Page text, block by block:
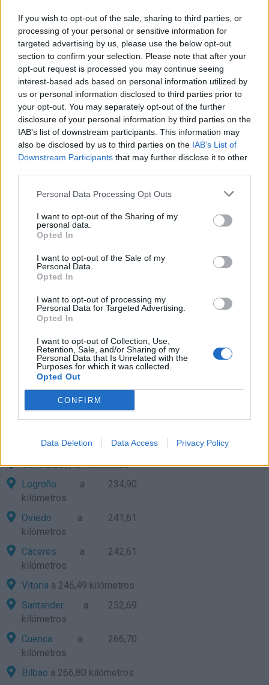
If you wish to opt-out of the sale, sharing to third parties, or
processing of your personal or sensitive information for
targeted advertising by us, please use the below opt-out
section to confirm your selection. Please note that after your
opt-out request is processed you may continue seeing
interest-based ads based on personal information utilized by
us or personal information disclosed to third parties prior to
your opt-out. You may separately opt-out of the further
disclosure of your personal information by third parties on the
IAB’s list of downstream participants. This information may
also be disclosed by us to third parties on the IAB’s List of
Downstream Participants that may further disclose it to other
Personal Data Processing Opt Outs
I want to opt-out of the Sharing of my
personal data.
Opted In
I want to opt-out of the Sale of my
Personal Data.
Opted In
I want to opt-out of processing my
Personal Data for Targeted Advertising.
Opted In
I want to opt-out of Collection, Use,
Retention, Sale, and/or Sharing of my
Personal Data that Is Unrelated with the
Purposes for which it was collected.
Opted Out
CONFIRM
Data Deletion Data Access Privacy Policy
Ramiroa 10,84 kilómetros
San Vicente del Palacioa
11,09 kilómetros
Matapozuelosa 11,29
Hornillos de Eresmaa
11,47 kilómetros
Secaa 12,09 kilómetros
Valladolida 38,19
kilómetros
Segoviaa 72,79 kilómetros
Avilaa 74,57 kilómetros
Zamoraa 78,58 kilómetros
Salamancaa 79,84
kilómetros
kilómetros
Madrida 138,37
kilómetros
Burgosa 147,57
kilómetros
Guadalajaraa 159,78
kilómetros
Toledoa 174,46 kilómetros
Soriaa 203,46 kilómetros
Logroño a 234,90
kilómetros
Oviedo a 241,61
kilómetros
Cáceres a 242,61
kilómetros
Vitoria a 246,49 kilómetros
Santander a 252,69
kilómetros
Cuenca a 266,70
kilómetros
Bilbao a 266,80 kilómetros
Precios de la
gasolina en Pozal de
Gallinas